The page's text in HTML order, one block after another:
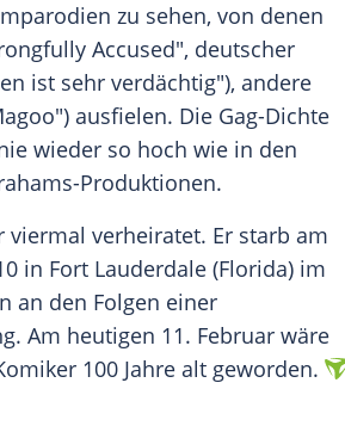
zu sehen, von denen
Accused", deutscher
ist sehr verdächtig"), andere
ausfielen. Die Gag-Dichte
wieder so hoch wie in den
Produktionen.
viermal verheiratet. Er starb am
in Fort Lauderdale (Florida) im
an den Folgen einer
Am heutigen 11. Februar wäre
100 Jahre alt geworden.